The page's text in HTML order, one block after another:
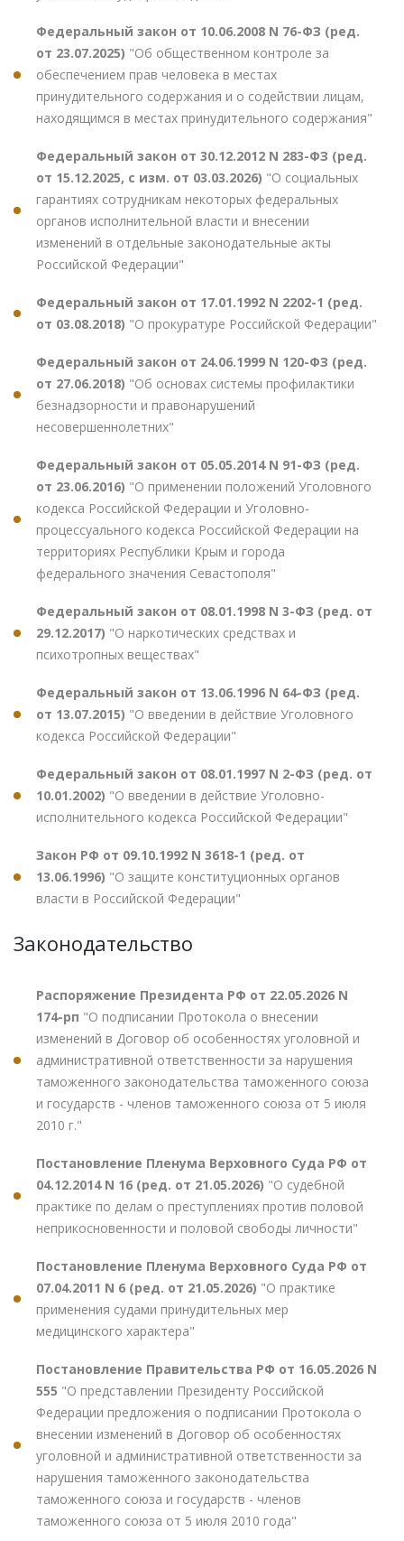
Федеральный закон от 10.06.2008 N 76-ФЗ (ред.
от 23.07.2025) "Об общественном контроле за
обеспечением прав человека в местах
принудительного содержания и о содействии лицам,
находящимся в местах принудительного содержания"
Федеральный закон от 30.12.2012 N 283-ФЗ (ред.
от 15.12.2025, с изм. от 03.03.2026) "О социальных
гарантиях сотрудникам некоторых федеральных
органов исполнительной власти и внесении
изменений в отдельные законодательные акты
Российской Федерации"
Федеральный закон от 17.01.1992 N 2202-1 (ред.
от 03.08.2018) "О прокуратуре Российской Федерации"
Федеральный закон от 24.06.1999 N 120-ФЗ (ред.
от 27.06.2018) "Об основах системы профилактики
безнадзорности и правонарушений
несовершеннолетних"
Федеральный закон от 05.05.2014 N 91-ФЗ (ред.
от 23.06.2016) "О применении положений Уголовного
кодекса Российской Федерации и Уголовно-
процессуального кодекса Российской Федерации на
территориях Республики Крым и города
федерального значения Севастополя"
Федеральный закон от 08.01.1998 N 3-ФЗ (ред. от
29.12.2017) "О наркотических средствах и
психотропных веществах"
Федеральный закон от 13.06.1996 N 64-ФЗ (ред.
от 13.07.2015) "О введении в действие Уголовного
кодекса Российской Федерации"
Федеральный закон от 08.01.1997 N 2-ФЗ (ред. от
10.01.2002) "О введении в действие Уголовно-
исполнительного кодекса Российской Федерации"
Закон РФ от 09.10.1992 N 3618-1 (ред. от
13.06.1996) "О защите конституционных органов
власти в Российской Федерации"
Законодательство
Распоряжение Президента РФ от 22.05.2026 N
174-рп "О подписании Протокола о внесении
изменений в Договор об особенностях уголовной и
административной ответственности за нарушения
таможенного законодательства таможенного союза
и государств - членов таможенного союза от 5 июля
2010 г."
Постановление Пленума Верховного Суда РФ от
04.12.2014 N 16 (ред. от 21.05.2026) "О судебной
практике по делам о преступлениях против половой
неприкосновенности и половой свободы личности"
Постановление Пленума Верховного Суда РФ от
07.04.2011 N 6 (ред. от 21.05.2026) "О практике
применения судами принудительных мер
медицинского характера"
Постановление Правительства РФ от 16.05.2026 N
555 "О представлении Президенту Российской
Федерации предложения о подписании Протокола о
внесении изменений в Договор об особенностях
уголовной и административной ответственности за
нарушения таможенного законодательства
таможенного союза и государств - членов
таможенного союза от 5 июля 2010 года"